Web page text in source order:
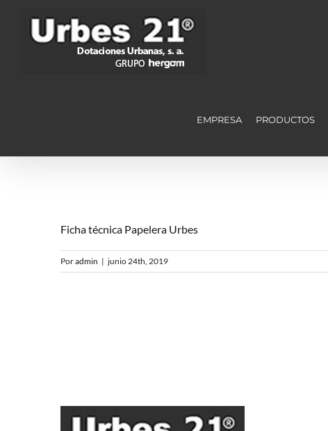
contenido
EMPRESA PRODUCTOS
Ficha técnica Papelera Urbes
Poradmin | junio 24th, 2019